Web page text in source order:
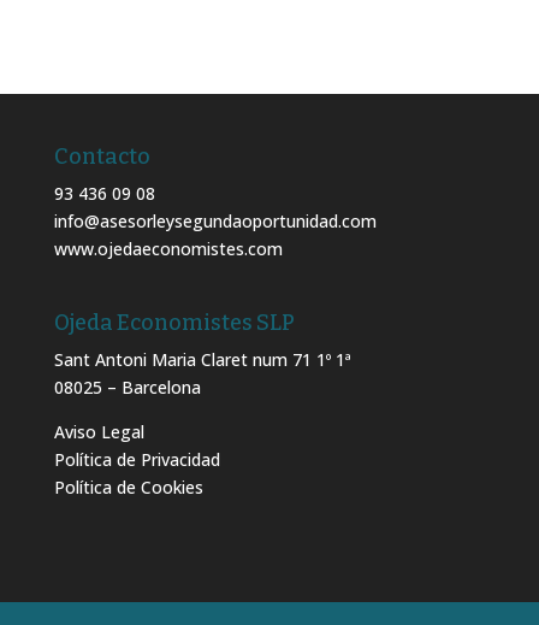
Contacto
93 436 09 08
info@asesorleysegundaoportunidad.com
www.ojedaeconomistes.com
Ojeda Economistes SLP
Sant Antoni Maria Claret num 71 1º 1ª
08025 – Barcelona
Aviso Legal
Política de Privacidad
Política de Cookies